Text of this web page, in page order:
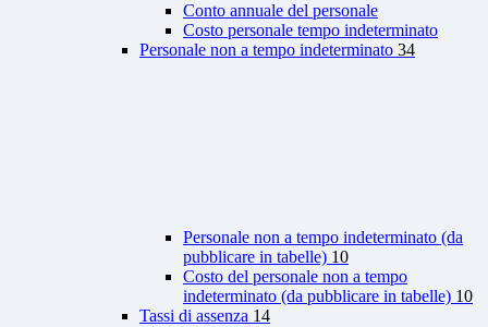
Conto annuale del personale
Costo personale tempo indeterminato
Personale non a tempo indeterminato 34
Personale non a tempo indeterminato (da
pubblicare in tabelle) 10
Costo del personale non a tempo
indeterminato (da pubblicare in tabelle) 10
Tassi di assenza 14